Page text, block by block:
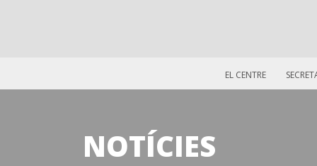
EL CENTRE
NOTÍCIES